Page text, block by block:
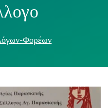
Φορέων